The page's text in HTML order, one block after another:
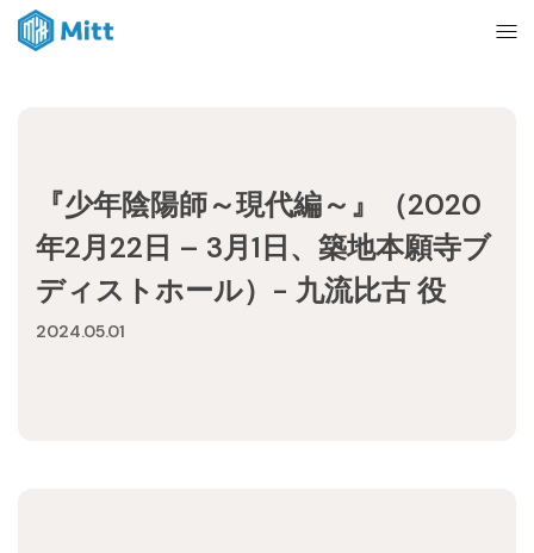
News
About
『少年陰陽師～現代編～』（2020
年2月22日 – 3月1日、築地本願寺ブ
ディストホール）- 九流比古 役
2024.05.01